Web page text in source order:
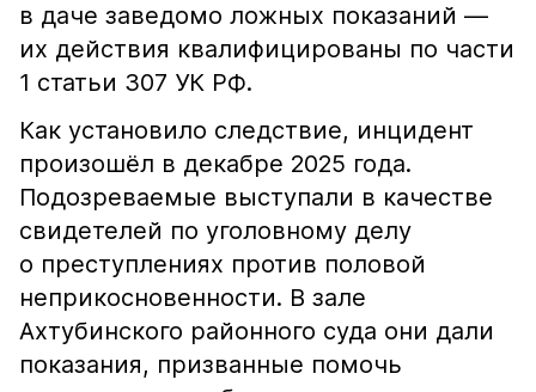
в даче заведомо ложных показаний —
их действия квалифицированы по части
1 статьи 307 УК РФ.
Как установило следствие, инцидент
произошёл в декабре 2025 года.
Подозреваемые выступали в качестве
свидетелей по уголовному делу
о преступлениях против половой
неприкосновенности. В зале
Ахтубинского районного суда они дали
показания, призванные помочь